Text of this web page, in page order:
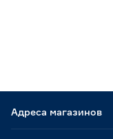
Адреса магазинов